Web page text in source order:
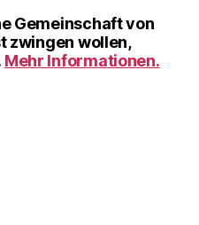
Gemein­schaft von
zwin­gen wol­len,
Mehr Informationen.